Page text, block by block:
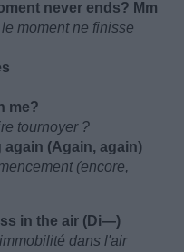
never ends? Mm
moment ne finisse
me?
tournoyer ?
(Again, again)
(encore,
in the air (Di—)
dans l'air